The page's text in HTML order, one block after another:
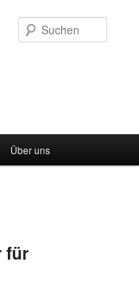
Über uns
für